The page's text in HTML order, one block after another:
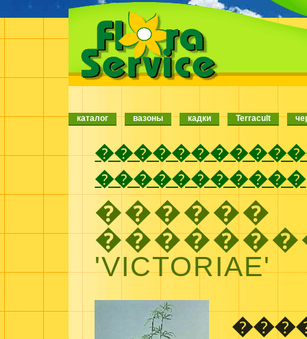
каталог вазоны кадки Terracult
�����������
������
'VICTORIAE'